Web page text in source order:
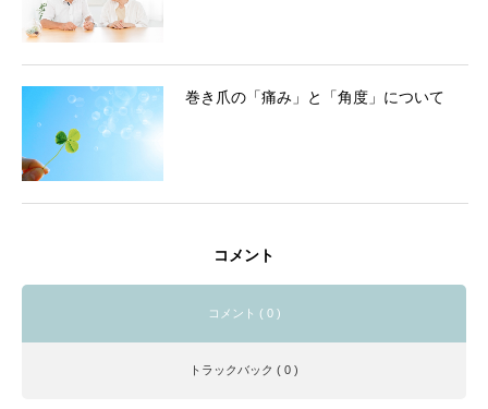
巻き爪の「痛み」と「角度」について
コメント
コメント ( 0 )
トラックバック ( 0 )